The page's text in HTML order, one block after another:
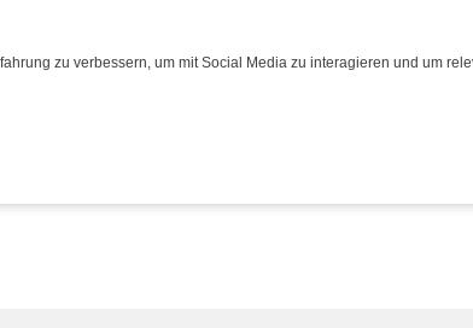
zu verbessern, um mit Social Media zu interagieren und um